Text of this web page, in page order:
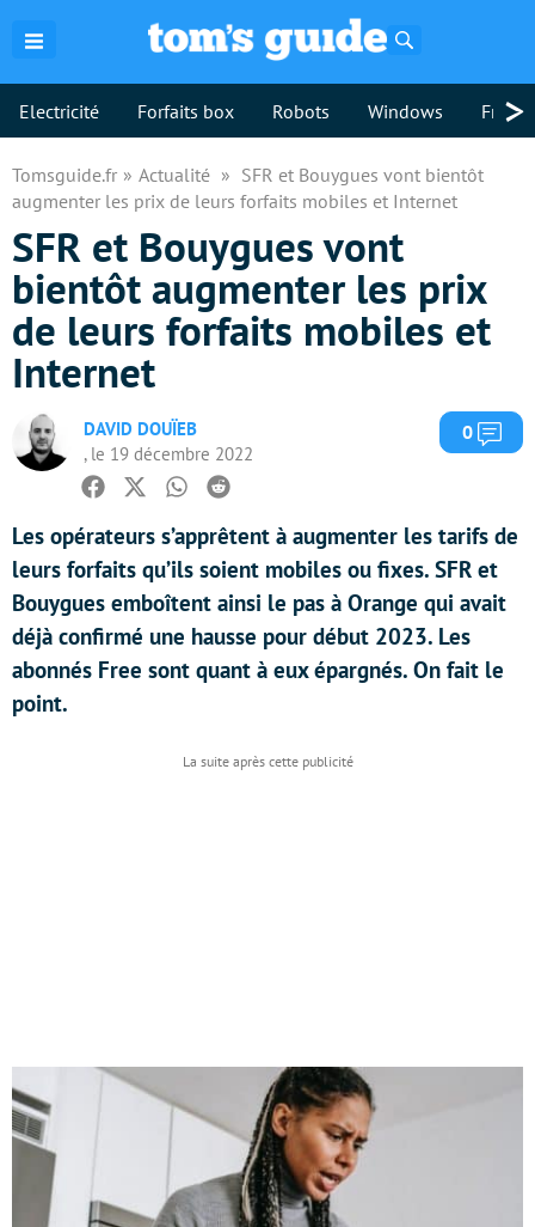
Electricité Forfaits box Robots Windows >
Tomsguide.fr Actualité
SFR et Bouygues vont bientôt
augmenter les prix de leurs forfaits mobiles et Internet
SFR et Bouygues vont
bientôt augmenter les prix
de leurs forfaits mobiles et
Internet
DAVID DOUÏEB
, le 19 décembre 2022
0
Facebook
TwitterWhatsapp
Reddit
Les opérateurs s’apprêtent à augmenter les tarifs de
leurs forfaits qu’ils soient mobiles ou fixes. SFR et
Bouygues emboîtent ainsi le pas à Orange qui avait
déjà confirmé une hausse pour début 2023. Les
abonnés Free sont quant à eux épargnés. On fait le
point.